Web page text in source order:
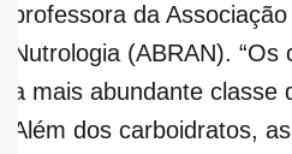
professora da
Nutrologia (ABRAN).
a mais abundante classe
Além dos carboidratos,